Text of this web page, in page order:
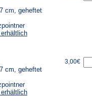
cm, geheftet
erhältlich
cm, geheftet
erhältlich
3,00€